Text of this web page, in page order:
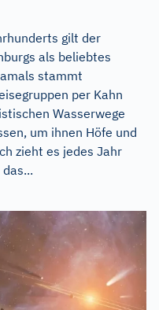
gilt der
als beliebtes
stammt
per Kahn
Wasserwege
um ihnen Höfe und
zieht es jedes Jahr